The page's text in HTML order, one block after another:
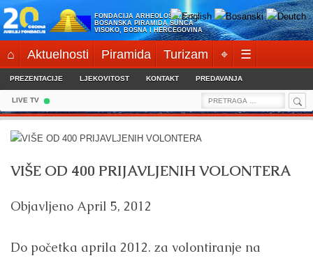
Skip
to
content
FONDACIJA ARHEOLOŠKI PARK:
BOSANSKA PIRAMIDA SUNCA
VISOKO, BOSNA I HERCEGOVINA
⌂ Aktuelnosti Piramida Turizam ⌖ ☰
PREZENTACIJE LJEKOVITOST KONTAKT PREDAVANJA
LIVE TV
Search
for:
VIŠE OD 400 PRIJAVLJENIH VOLONTERA
Objavljeno April 5, 2012
Do početka aprila 2012. za volontiranje na